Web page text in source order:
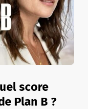
score
Plan B ?